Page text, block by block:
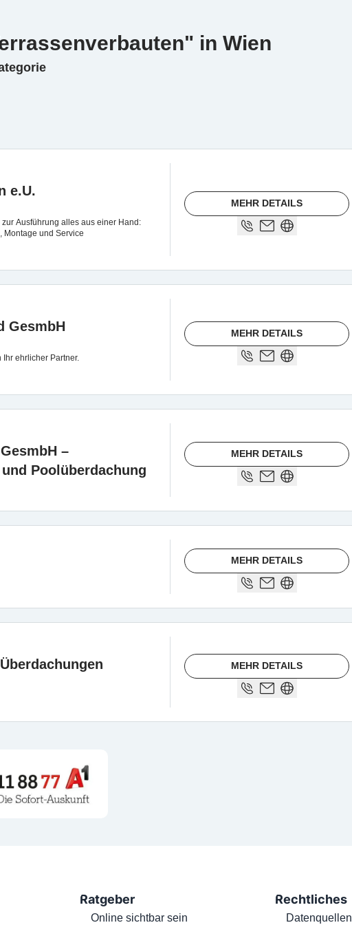
in Wien
e.U.
Ausführung alles aus einer Hand:
Montage und Service
MEHR DETAILS
GesmbH
Ihr ehrlicher Partner.
MEHR DETAILS
–
Poolüberdachung
MEHR DETAILS
MEHR DETAILS
MEHR DETAILS
Ratgeber
Online sichtbar sein
Rechtliches
Datenquellen